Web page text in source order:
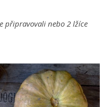
připravovali nebo 2 lžíce